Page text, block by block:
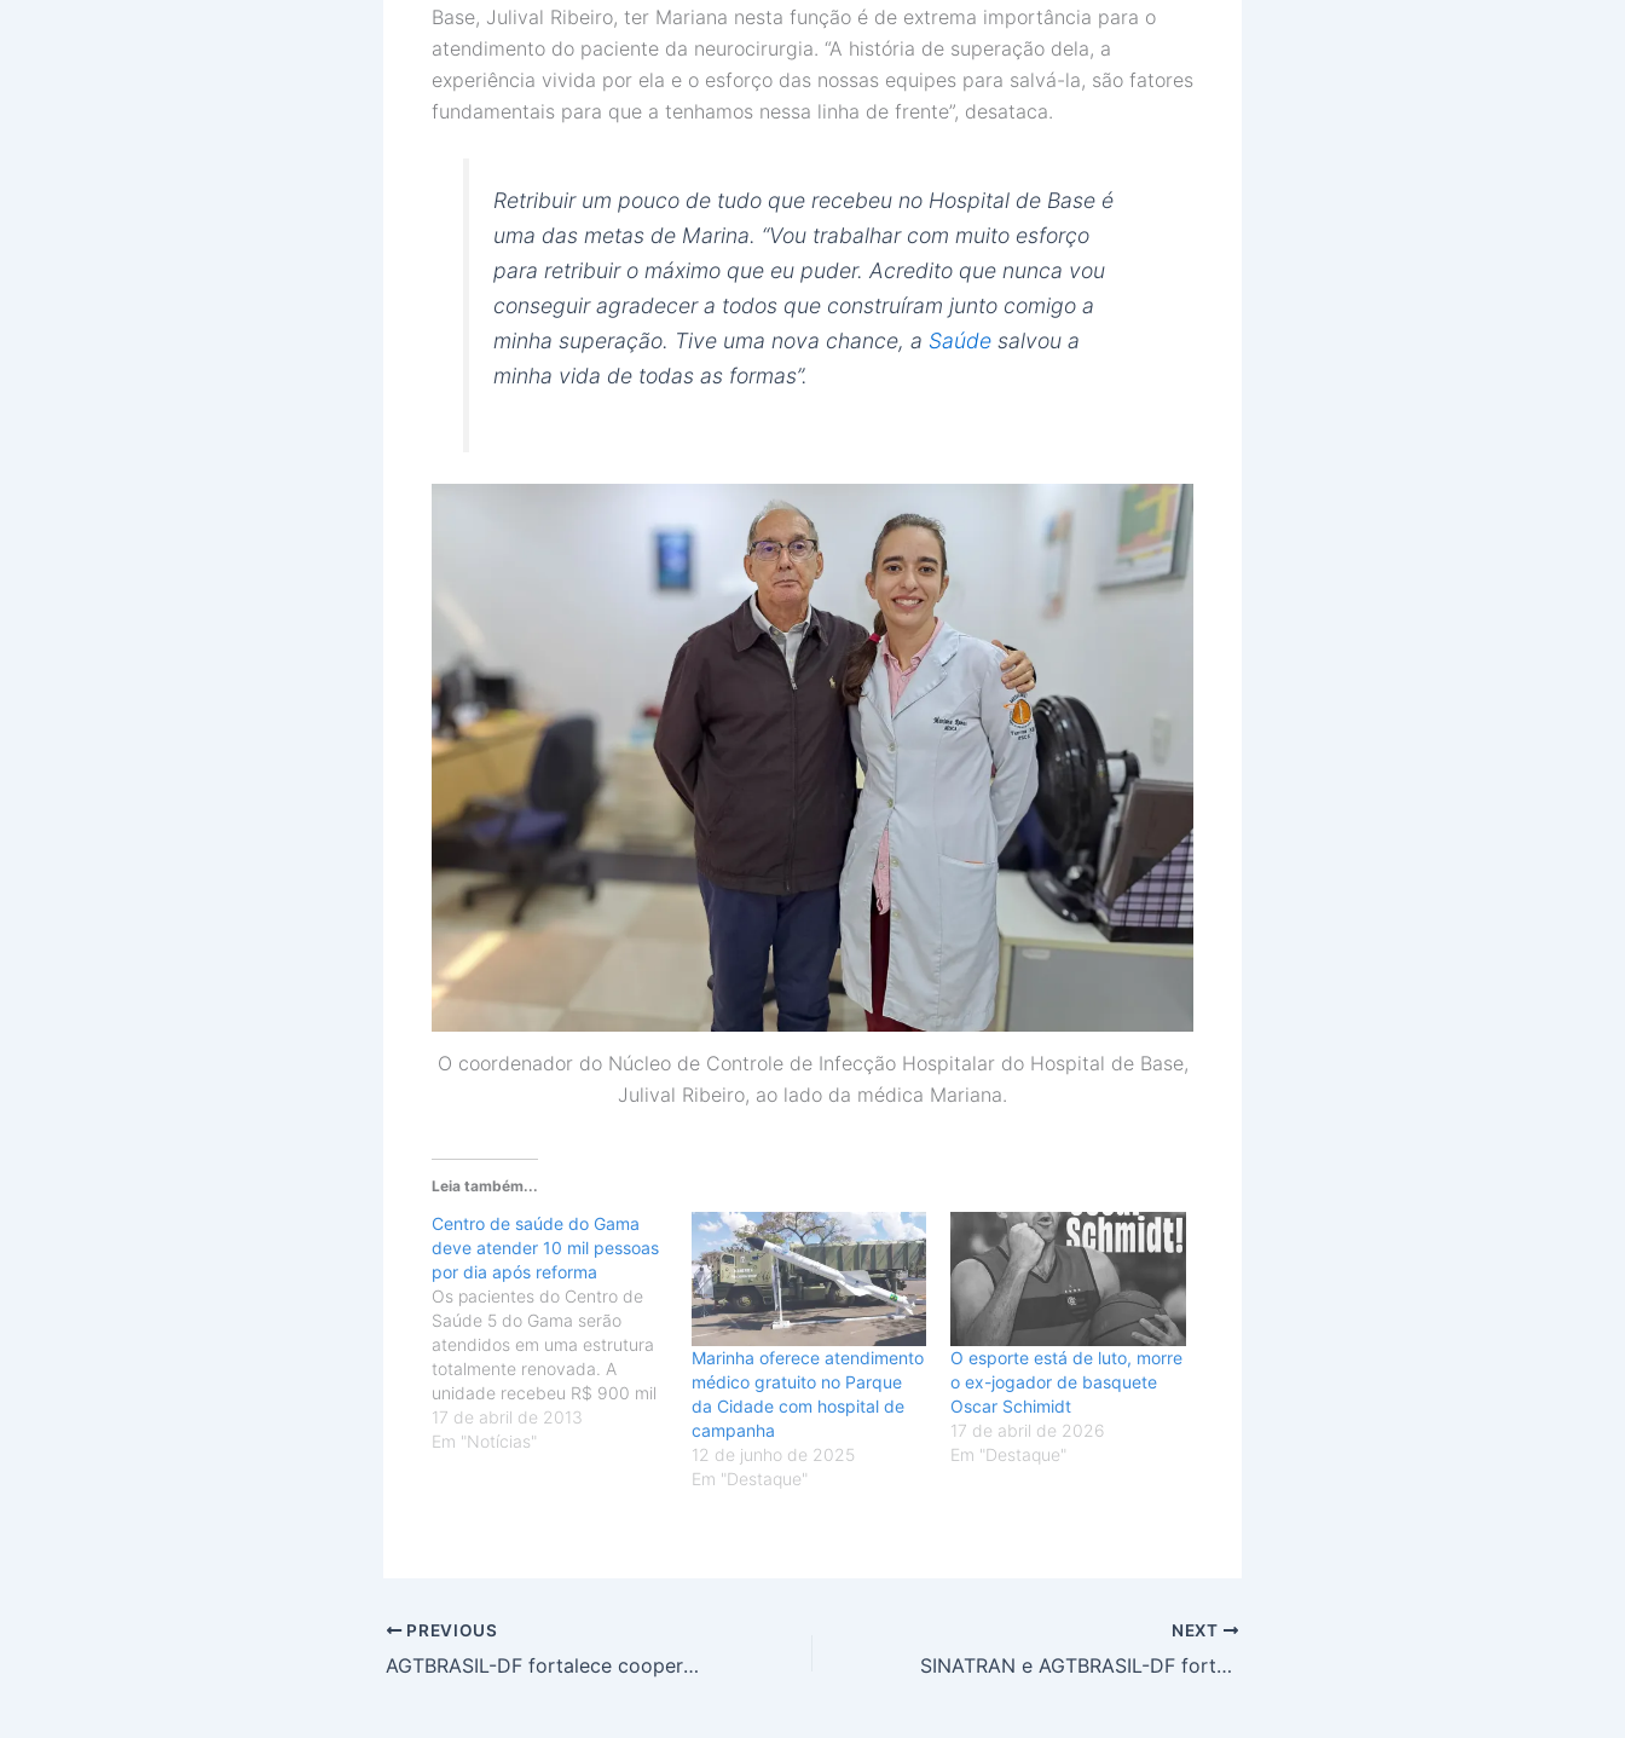
Base, Julival Ribeiro, ter Mariana nesta função é de extrema importância para o
atendimento do paciente da neurocirurgia. “A história de superação dela, a
experiência vivida por ela e o esforço das nossas equipes para salvá-la, são fatores
fundamentais para que a tenhamos nessa linha de frente”, desataca.
Retribuir um pouco de tudo que recebeu no Hospital de Base é
uma das metas de Marina. “Vou trabalhar com muito esforço
para retribuir o máximo que eu puder. Acredito que nunca vou
conseguir agradecer a todos que construíram junto comigo a
minha superação. Tive uma nova chance, a Saúde salvou a
minha vida de todas as formas”.
O coordenador do Núcleo de Controle de Infecção Hospitalar do Hospital de Base,
Julival Ribeiro, ao lado da médica Mariana.
Leia também...
Centro de saúde do Gama
deve atender 10 mil pessoas
por dia após reforma
Os pacientes do Centro de
Saúde 5 do Gama serão
atendidos em uma estrutura
totalmente renovada. A
unidade recebeu R$ 900 mil
de investimento para
recuperação completa do
17 de abril de 2013
Em "Notícias"
Marinha oferece atendimento
médico gratuito no Parque
da Cidade com hospital de
campanha
12 de junho de 2025
Em "Destaque"
O esporte está de luto, morre
o ex-jogador de basquete
Oscar Schimidt
17 de abril de 2026
Em "Destaque"
PREVIOUS
AGTBRASIL-DF fortalece cooperação internacional com agentes de trânsito
NEXT
SINATRAN e AGTBRASIL-DF fortalecem parceria com a Polícia Civil do DF